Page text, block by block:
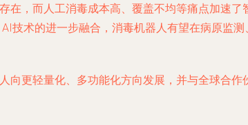
，而人工消毒成本高、覆盖不均等痛点加速
技术的进一步融合，消毒机器人有望在病原监
向更轻量化、多功能化方向发展，并与全球合